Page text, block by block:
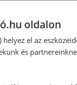
Töltelék:
Fordítsuk meg
vízszintesen
felületen lévő
réteget
oldalon
el az
és